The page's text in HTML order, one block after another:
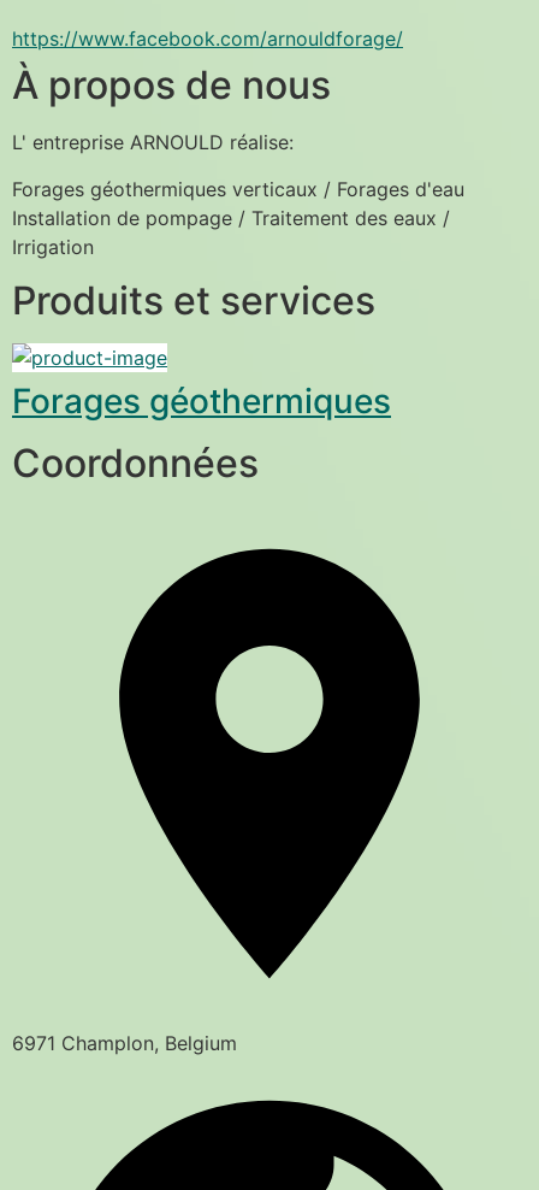
https://www.facebook.com/arnouldforage/
À propos de nous
L' entreprise ARNOULD réalise:
Forages géothermiques verticaux / Forages d'eau
Installation de pompage / Traitement des eaux /
Irrigation
Produits et services
Forages géothermiques
Coordonnées
6971 Champlon, Belgium